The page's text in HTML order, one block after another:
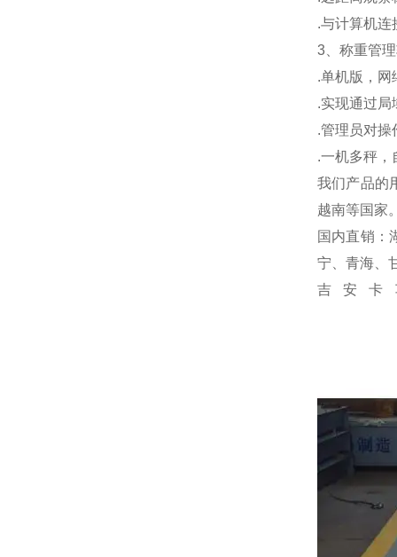
.与计算机连
3 、称重管
.单机版，网
.实现通过局
.管理员对操
.一机多秤，
我们产品的
越南等国家
国内直销：
宁、青海、
吉安